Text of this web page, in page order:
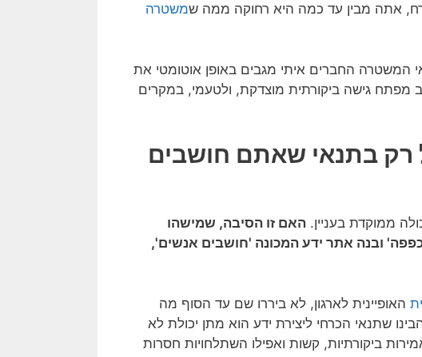
אתה מבין עד כמה היא רחוקה ממה שמשטרה
המשטרה החברים איתי מגבים באופן אוטומטי את
מפתח גישה ביקורתית מוצדקת, ולטעמי, במקרים
רק בתנאי שאתם חושבים
ממוקדת בעניין. האם זו הסיבה, שמישהו
ובנה אתר ידע המכונה 'חושבים אנשים',
האופיינית לארגון, לא ביררו שם עד הסוף מה
שתנאי הכרחי ליצירת ידע הוא מתן יכולת לא
ביקורתיות, קשות ואפילו השתלחויות חסרות